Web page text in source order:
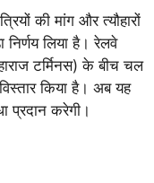
की मांग और त्यौहारों
लिया है। रेलवे
टर्मिनस) के बीच चल
किया है। अब यह
प्रदान करेगी।